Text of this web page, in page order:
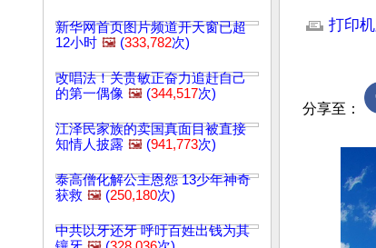
新华网首页图片频道开天窗已超
12小时 🖼️ (333,782次)
改唱法！关贵敏正奋力追赶自己
的第一偶像 🖼️ (344,517次)
江泽民家族的卖国真面目被直接
知情人披露 🖼️ (941,773次)
泰高僧化解公主恩怨 13少年神奇
获救 🖼️ (250,180次)
中共以牙还牙 呼吁百姓出钱为其
打印
分享至：